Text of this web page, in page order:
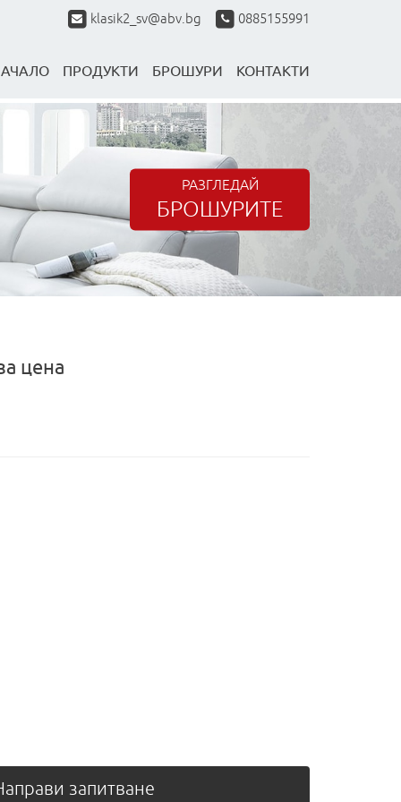
klasik2_sv@abv.bg 0885155991
ПРОДУКТИ БРОШУРИ КОНТАКТИ
РАЗГЛЕДАЙ
БРОШУРИТЕ
цена
запитване